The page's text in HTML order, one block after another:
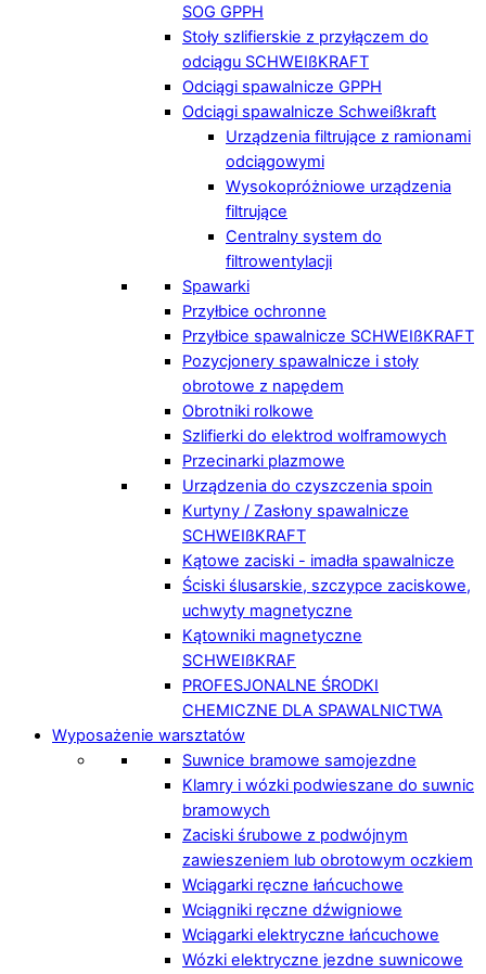
SOG GPPH
Stoły szlifierskie z przyłączem do
odciągu SCHWEIßKRAFT
Odciągi spawalnicze GPPH
Odciągi spawalnicze Schweißkraft
Urządzenia filtrujące z ramionami
odciągowymi
Wysokopróżniowe urządzenia
filtrujące
Centralny system do
filtrowentylacji
Spawarki
Przyłbice ochronne
Przyłbice spawalnicze SCHWEIßKRAFT
Pozycjonery spawalnicze i stoły
obrotowe z napędem
Obrotniki rolkowe
Szlifierki do elektrod wolframowych
Przecinarki plazmowe
Urządzenia do czyszczenia spoin
Kurtyny / Zasłony spawalnicze
SCHWEIßKRAFT
Kątowe zaciski - imadła spawalnicze
Ściski ślusarskie, szczypce zaciskowe,
uchwyty magnetyczne
Kątowniki magnetyczne
SCHWEIßKRAF
PROFESJONALNE ŚRODKI
CHEMICZNE DLA SPAWALNICTWA
Wyposażenie warsztatów
Suwnice bramowe samojezdne
Klamry i wózki podwieszane do suwnic
bramowych
Zaciski śrubowe z podwójnym
zawieszeniem lub obrotowym oczkiem
Wciągarki ręczne łańcuchowe
Wciągniki ręczne dźwigniowe
Wciągarki elektryczne łańcuchowe
Wózki elektryczne jezdne suwnicowe